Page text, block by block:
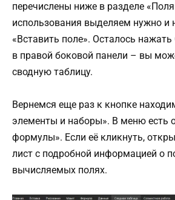
перечислены ниже в разделе
использования выделяем нужно
«Вставить поле». Осталось
в правой боковой панели – вы
сводную таблицу.
Вернемся еще раз к кнопке
элементы и наборы». В меню есть
формулы». Если её кликнуть,
лист с подробной информацией о
вычисляемых полях.